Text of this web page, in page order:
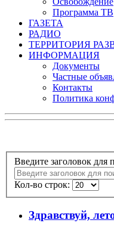
Программа ТВ
ГАЗЕТА
РАДИО
ТЕРРИТОРИЯ
ИНФОРМАЦИЯ
Документы
Частные
Контакты
Политика
Введите заголовок для
Кол-во строк:
Здравствуй,